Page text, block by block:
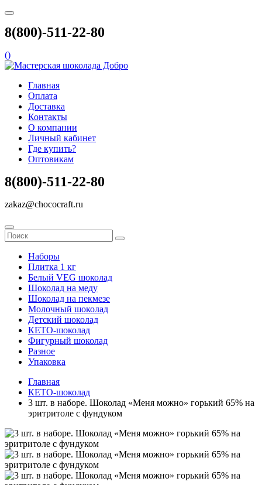
8(800)-511-22-80
()
Главная
Оплата
Доставка
Контакты
О компании
Личный кабинет
Где купить?
Оптовикам
8(800)-511-22-80
zakaz@chococraft.ru
Наборы
Плитка 1 кг
Белый VEG шоколад
Шоколад на меду
Шоколад на пекмезе
Молочный шоколад
Детский шоколад
КЕТО-шоколад
Фигурный шоколад
Разное
Упаковка
Главная
КЕТО-шоколад
3 шт. в наборе. Шоколад «Меня можно» горький 65% на
эритритоле с фундуком